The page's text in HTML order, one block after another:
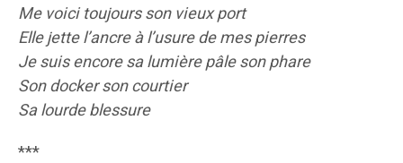
Me voici toujours son vieux port
Elle jette l’ancre à l’usure de mes pierres
Je suis encore sa lumière pâle son phare
Son docker son courtier
Sa lourde blessure
***